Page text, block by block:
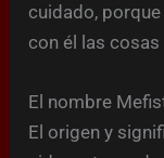
cuidado,
con él las
El nombre
El origen y